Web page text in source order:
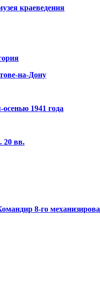
краеведения
на-Дону
1941 года
20 вв.
8-го